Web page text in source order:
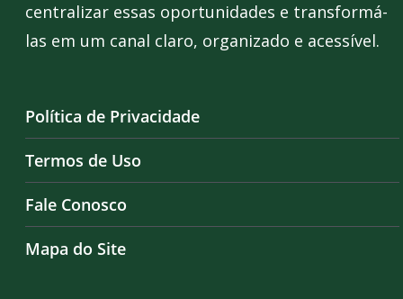
centralizar essas oportunidades e transformá-
las em um canal claro, organizado e acessível.
Política de Privacidade
Termos de Uso
Fale Conosco
Mapa do Site